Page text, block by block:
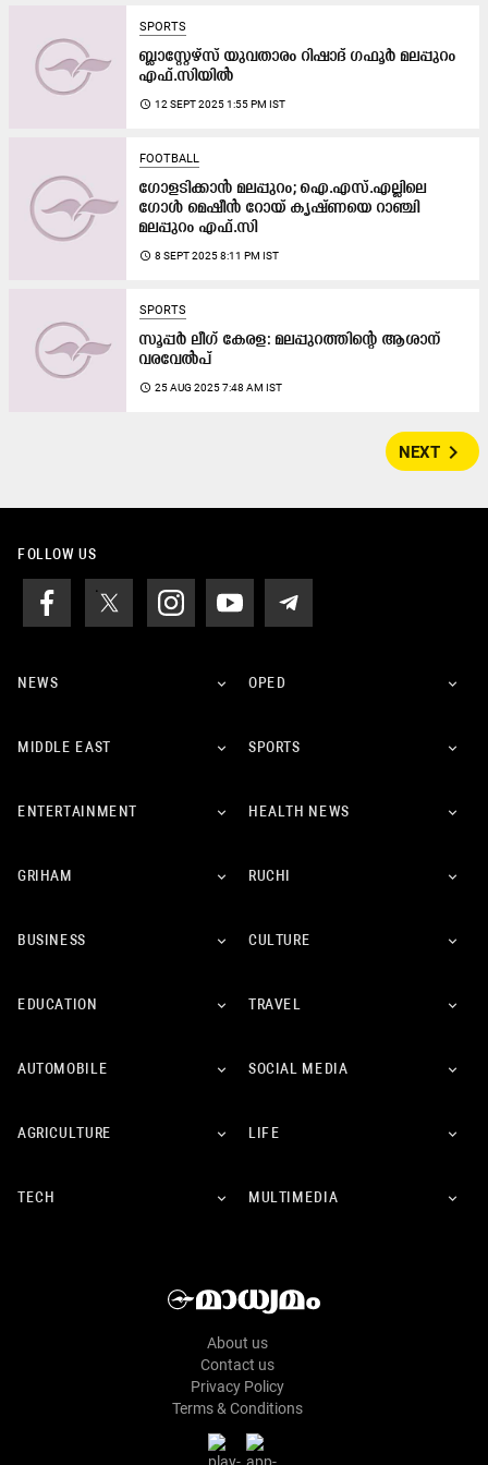
SPORTS
ബ്ലാസ്റ്റേഴ്സ് യുവതാരം റിഷാദ് ഗഫൂർ മലപ്പുറം
എഫ്.സിയിൽ
access_time 12 SEPT 2025 1:55 PM IST
FOOTBALL
ഗോളടിക്കാൻ മലപ്പുറം; ഐ.എസ്.എല്ലിലെ
ഗോൾ മെഷീൻ റോയ് കൃഷ്ണയെ റാഞ്ചി
മലപ്പുറം എഫ്.സി
access_time 8 SEPT 2025 8:11 PM IST
SPORTS
സൂപ്പർ ലീഗ് കേരള: മലപ്പുറത്തിന്റെ ആശാന്
വരവേൽപ്
access_time 25 AUG 2025 7:48 AM IST
NEXT navigate_next
FOLLOW US
NEWS OPED
MIDDLE EAST SPORTS
ENTERTAINMENT HEALTH NEWS
GRIHAM RUCHI
BUSINESS CULTURE
EDUCATION TRAVEL
AUTOMOBILE SOCIAL MEDIA
AGRICULTURE LIFE
TECH MULTIMEDIA
About us
Contact us
Privacy Policy
Terms & Conditions